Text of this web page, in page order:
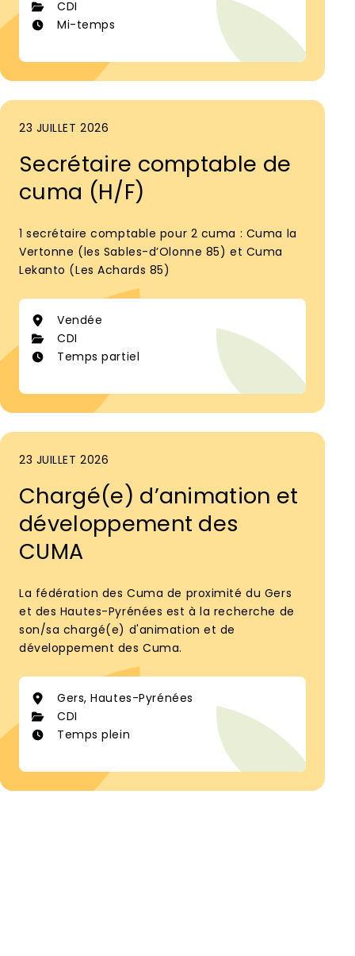
CDI
Mi-temps
23 JUILLET 2026
Secrétaire comptable de
cuma (H/F)
1 secrétaire comptable pour 2 cuma : Cuma la
Vertonne (les Sables-d’Olonne 85) et Cuma
Lekanto (Les Achards 85)
Vendée
CDI
Temps partiel
23 JUILLET 2026
Chargé(e) d’animation et
développement des
CUMA
La fédération des Cuma de proximité du Gers
et des Hautes-Pyrénées est à la recherche de
son/sa chargé(e) d'animation et de
développement des Cuma.
Gers, Hautes-Pyrénées
CDI
Temps plein